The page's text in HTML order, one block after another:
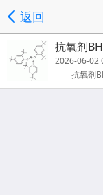
返回
抗氧剂
2026-06-02
抗氧剂
革、铸造、